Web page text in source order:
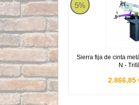
5%
Sierra fija de cinta
N -
2.866,85